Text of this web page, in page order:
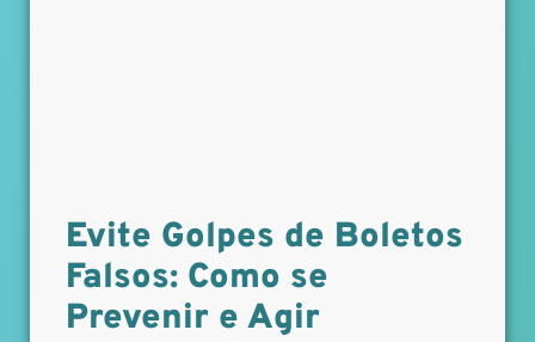
Evite Golpes de Boletos
Falsos: Como se
Prevenir e Agir